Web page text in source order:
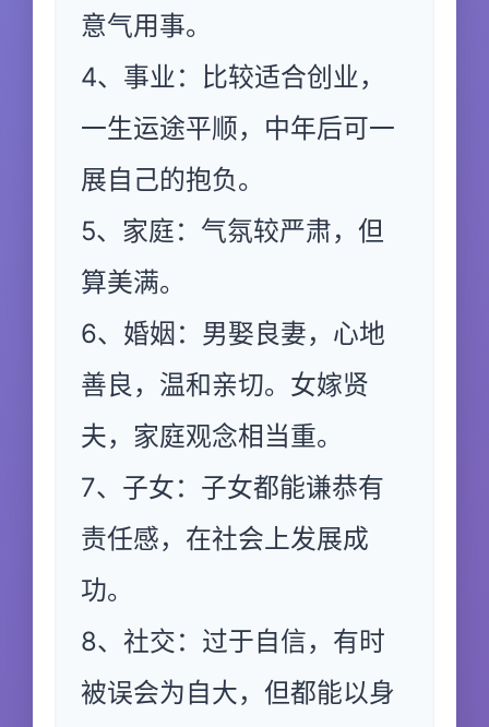
意气用事。
4、事业：比较适合创业，
一生运途平顺，中年后可一
展自己的抱负。
5、家庭：气氛较严肃，但
算美满。
6、婚姻：男娶良妻，心地
善良，温和亲切。女嫁贤
夫，家庭观念相当重。
7、子女：子女都能谦恭有
责任感，在社会上发展成
功。
8、社交：过于自信，有时
被误会为自大，但都能以身